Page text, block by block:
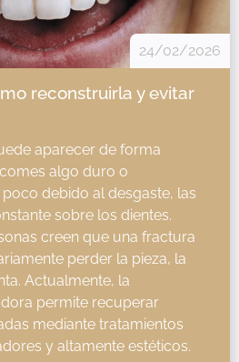
24/02/2026
reconstruirla y evitar
aparecer de forma
algo duro o
debido al desgaste, las
sobre los dientes.
creen que una fractura
perder la pieza, la
Actualmente, la
permite recuperar
mediante tratamientos
y altamente estéticos.